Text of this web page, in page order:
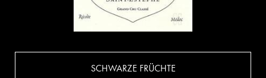
SCHWARZE FRÜCHTE